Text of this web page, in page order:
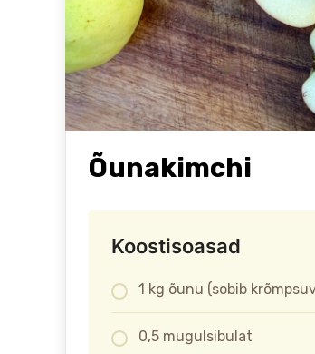
Õunakimchi
Koostisoasad
1 kg õunu (sobib
0,5 mugulsibulat